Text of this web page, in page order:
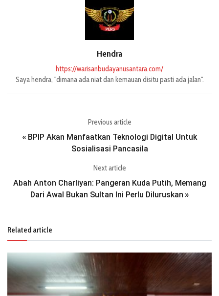
Hendra
https://warisanbudayanusantara.com/
Saya hendra, "dimana ada niat dan kemauan disitu pasti ada jalan".
Previous article
« BPIP Akan Manfaatkan Teknologi Digital Untuk
Sosialisasi Pancasila
Next article
Abah Anton Charliyan: Pangeran Kuda Putih, Memang
Dari Awal Bukan Sultan Ini Perlu Diluruskan »
Related article